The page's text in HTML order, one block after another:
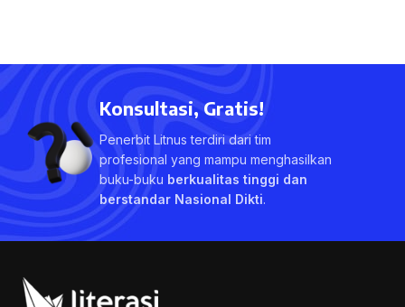
Konsultasi, Gratis!
Penerbit Litnus terdiri dari tim
profesional yang mampu menghasilkan
buku-buku berkualitas tinggi dan
berstandar Nasional Dikti.